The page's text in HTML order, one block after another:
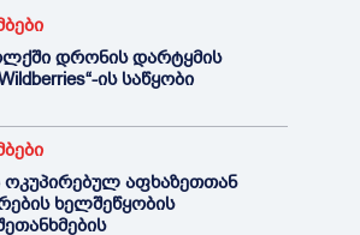
დრონის დარტყმის
ის საწყობი
ოკუპირებულ აფხაზეთთან
ხელშეწყობის